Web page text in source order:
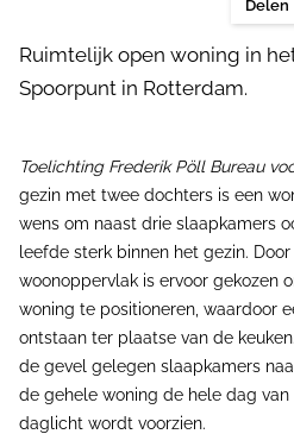
Delen
Ruimtelijk open woning in
Spoorpunt in Rotterdam.
Toelichting Frederik Pöll Bureau
gezin met twee dochters is een
wens om naast drie slaapkamers
leefde sterk binnen het gezin.
woonoppervlak is ervoor gekozen
woning te positioneren, waardoor
ontstaan ter plaatse van de
de gevel gelegen slaapkamers
de gehele woning de hele dag
daglicht wordt voorzien.